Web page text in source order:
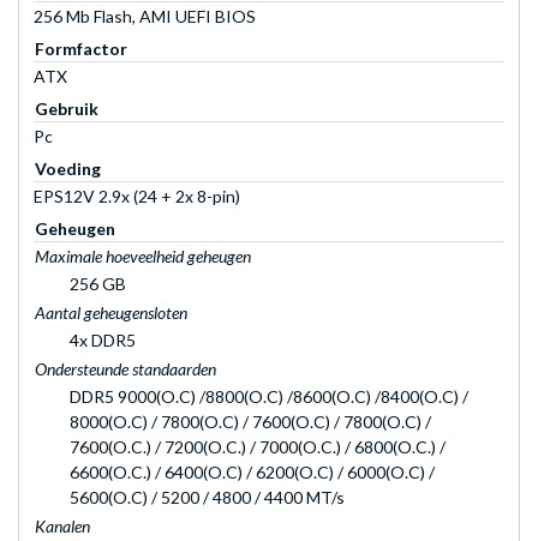
256 Mb Flash, AMI UEFI BIOS
Formfactor
ATX
Gebruik
Pc
Voeding
EPS12V 2.9x (24 + 2x 8-pin)
Geheugen
Maximale hoeveelheid geheugen
256 GB
Aantal geheugensloten
4x DDR5
Ondersteunde standaarden
DDR5 9000(O.C) /8800(O.C) /8600(O.C) /8400(O.C) /
8000(O.C) / 7800(O.C) / 7600(O.C) / 7800(O.C) /
7600(O.C.) / 7200(O.C.) / 7000(O.C.) / 6800(O.C.) /
6600(O.C.) / 6400(O.C) / 6200(O.C) / 6000(O.C) /
5600(O.C) / 5200 / 4800 / 4400 MT/s
Kanalen